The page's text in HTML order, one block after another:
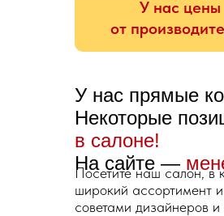
У нас цены
от
У нас прямые
Некоторые
в салоне!
На сайте —
Посетите наш салон, в
широкий ассортимент
советами дизайнеров и